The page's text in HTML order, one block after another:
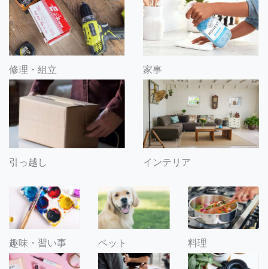
修理・組立 家事
引っ越し インテリア
趣味・習い事 ペット 料理